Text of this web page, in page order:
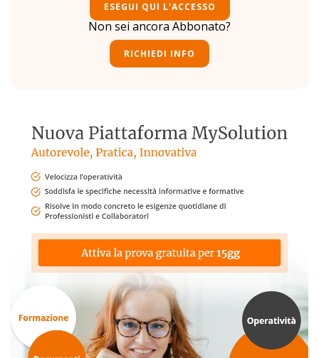
ESEGUI QUI L'ACCESSO
Non sei ancora Abbonato?
RICHIEDI INFO